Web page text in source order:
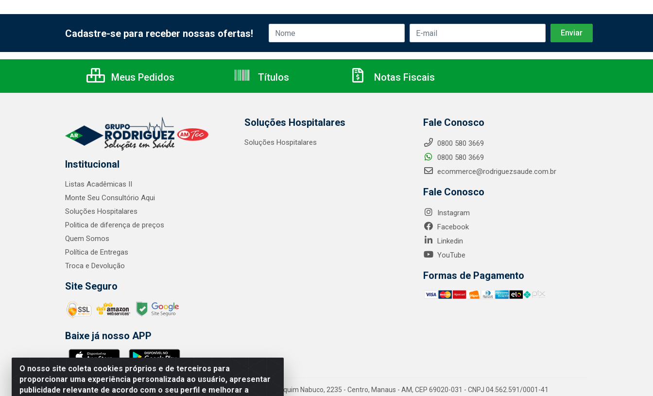
O nosso site coleta cookies próprios e de terceiros para
proporcionar uma experiência personalizada ao usuário, apresentar
publicidade relevante de acordo com o seu perfil e melhorar a
Cadastre-se para receber nossas ofertas!
Meus Pedidos Títulos Notas Fiscais
Institucional
Listas Acadêmicas II
Monte Seu Consultório Aqui
Soluções Hospitalares
Politica de diferença de preços
Quem Somos
Política de Entregas
Troca e Devolução
Site Seguro
Baixe já nosso APP
Soluções Hospitalares
Soluções Hospitalares
Fale Conosco
0800 580 3669
0800 580 3669
ecommerce@rodriguezsaude.com.br
Fale Conosco
Instagram
Facebook
Linkedin
YouTube
Formas de Pagamento
A.R. RODRIGUEZ SOLUÇÕES EM SAÚDE - Endereço Av. Joaquim Nabuco, 2235 - Centro, Manaus - AM, CEP 69020-031 - CNPJ 04.562.591/0001-41